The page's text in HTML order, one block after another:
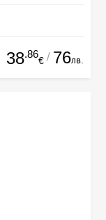
38.86
€ / 76лв.